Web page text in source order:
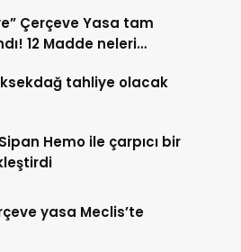
Çerçeve Yasa tam
12 Madde neleri
tahliye olacak
Hemo ile çarpıcı bir
yasa Meclis’te